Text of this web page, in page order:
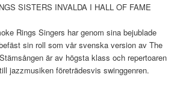
SISTERS INVALDA I HALL OF FAME
Rings Singers har genom sina bejublade
sin roll som vår svenska version av The
är av högsta klass och repertoaren
jazzmusiken företrädesvis swinggenren.